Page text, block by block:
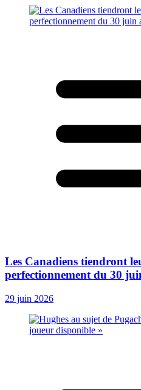
Les Canadiens tiendront
perfectionnement du 30
29 juin 2026